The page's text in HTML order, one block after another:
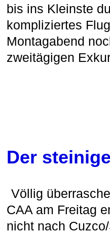
bis ins Kleinste
kompliziertes
Montagabend
zweitägigen
Der
Völlig
CAA am Freitag
nicht nach